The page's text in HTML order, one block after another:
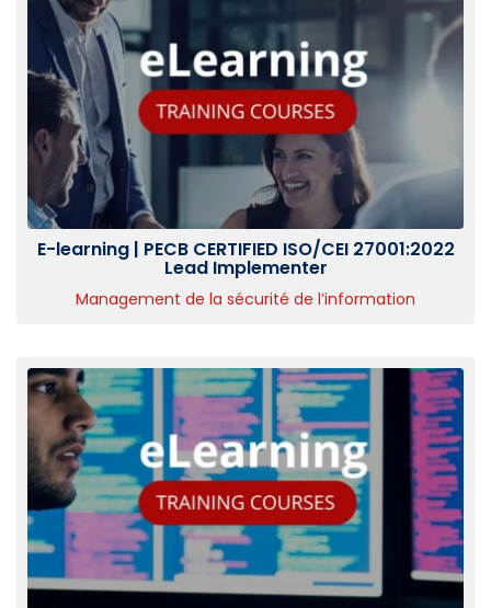
E-learning | PECB CERTIFIED ISO/CEI 27001:2022
Lead Implementer
Management de la sécurité de l’information